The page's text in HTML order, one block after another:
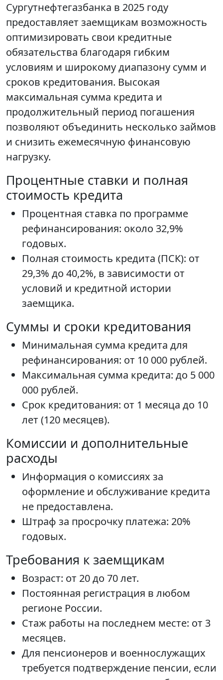
Сургутнефтегазбанка в 2025 году
предоставляет заемщикам возможность
оптимизировать свои кредитные
обязательства благодаря гибким
условиям и широкому диапазону сумм и
сроков кредитования. Высокая
максимальная сумма кредита и
продолжительный период погашения
позволяют объединить несколько займов
и снизить ежемесячную финансовую
нагрузку.
Процентные ставки и полная
стоимость кредита
Процентная ставка по программе
рефинансирования: около 32,9%
годовых.
Полная стоимость кредита (ПСК): от
29,3% до 40,2%, в зависимости от
условий и кредитной истории
заемщика.
Суммы и сроки кредитования
Минимальная сумма кредита для
рефинансирования: от 10 000 рублей.
Максимальная сумма кредита: до 5 000
000 рублей.
Срок кредитования: от 1 месяца до 10
лет (120 месяцев).
Комиссии и дополнительные
расходы
Информация о комиссиях за
оформление и обслуживание кредита
не предоставлена.
Штраф за просрочку платежа: 20%
годовых.
Требования к заемщикам
Возраст: от 20 до 70 лет.
Постоянная регистрация в любом
регионе России.
Стаж работы на последнем месте: от 3
месяцев.
Для пенсионеров и военнослужащих
требуется подтверждение пенсии, если